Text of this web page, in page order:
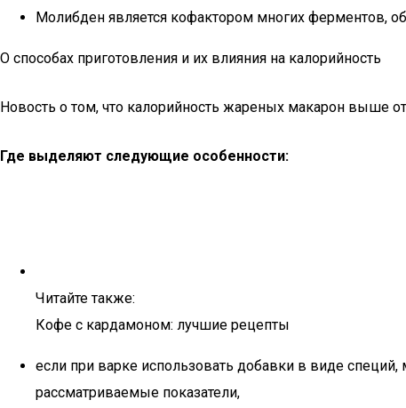
Молибден является кофактором многих ферментов,
О способах приготовления и их влияния на калорийность
Новость о том, что калорийность жареных макарон выше
Где выделяют следующие особенности:
Читайте также:
Кофе с кардамоном: лучшие рецепты
если при варке использовать добавки в виде
рассматриваемые показатели,